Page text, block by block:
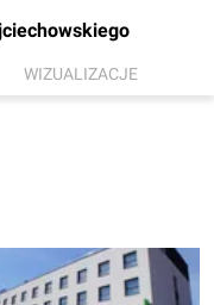
WIZUALIZACJE